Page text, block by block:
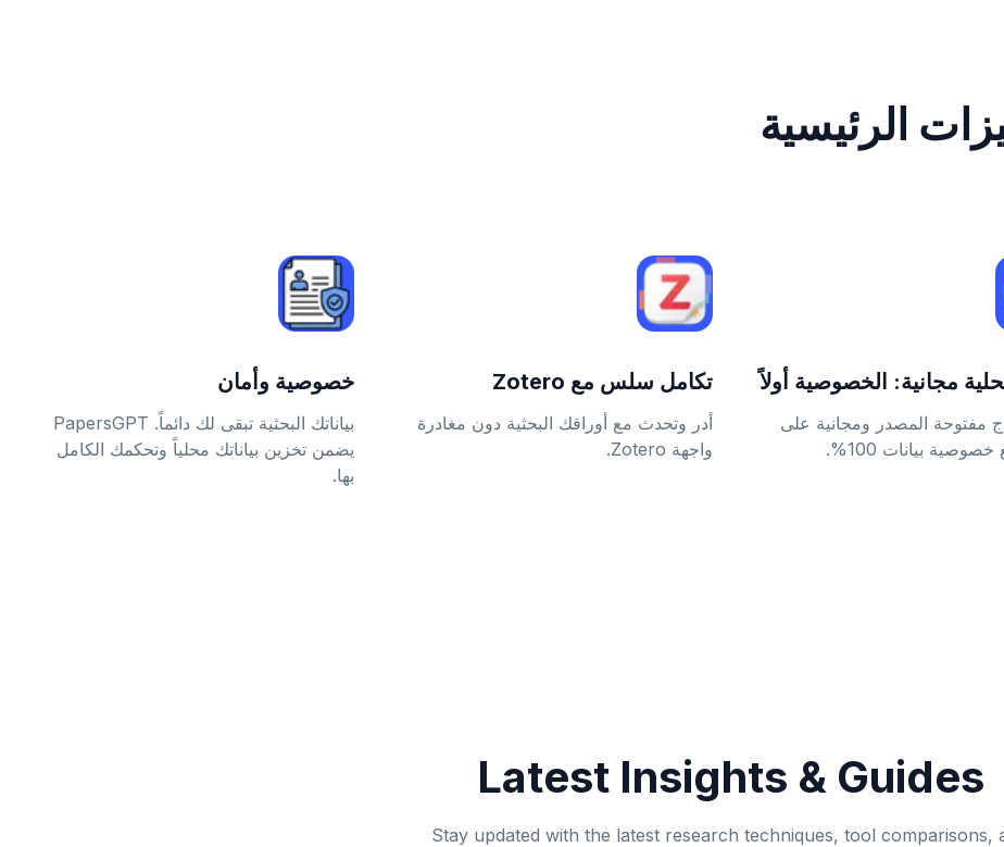
الرئيسية
مجانية: الخصوصية أولاً
مفتوحة المصدر ومجانية على
بيانات 100%.
تكامل سلس مع Zotero
أدر وتحدث مع أوراقك البحثية دون مغادرة
واجهة Zotero.
خصوصية وأمان
بياناتك البحثية تبقى لك دائماً. PapersGPT
يضمن تخزين بياناتك محلياً وتحكمك الكامل
بها.
Latest Insights & Guides
Stay updated with the latest research techniques, tool comparisons,